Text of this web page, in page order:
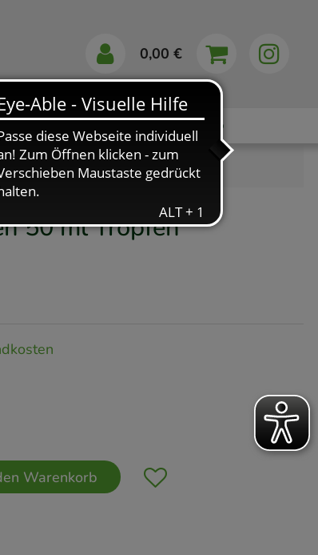
0,00 €
Markenshops Ratgeber App
50 mlTropfen
Warenkorb